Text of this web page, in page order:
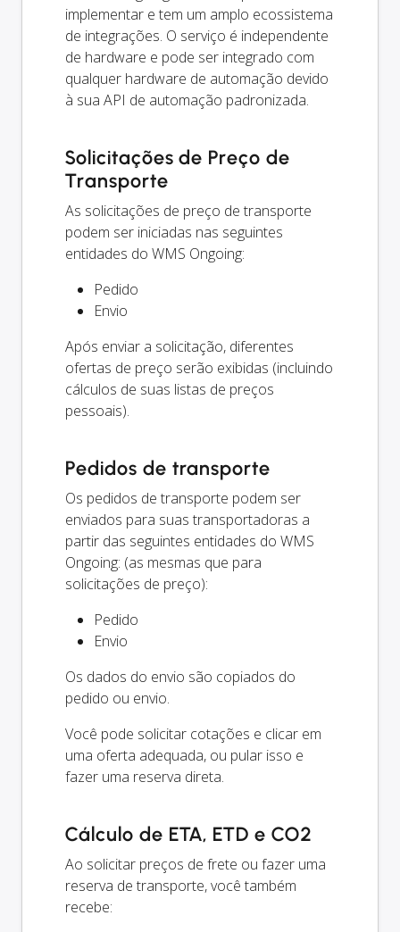
implementar e tem um amplo ecossistema
de integrações. O serviço é independente
de hardware e pode ser integrado com
qualquer hardware de automação devido
à sua API de automação padronizada.
Solicitações de Preço de
Transporte
As solicitações de preço de transporte
podem ser iniciadas nas seguintes
entidades do WMS Ongoing:
Pedido
Envio
Após enviar a solicitação, diferentes
ofertas de preço serão exibidas (incluindo
cálculos de suas listas de preços
pessoais).
Pedidos de transporte
Os pedidos de transporte podem ser
enviados para suas transportadoras a
partir das seguintes entidades do WMS
Ongoing: (as mesmas que para
solicitações de preço):
Pedido
Envio
Os dados do envio são copiados do
pedido ou envio.
Você pode solicitar cotações e clicar em
uma oferta adequada, ou pular isso e
fazer uma reserva direta.
Cálculo de ETA, ETD e CO2
Ao solicitar preços de frete ou fazer uma
reserva de transporte, você também
recebe: